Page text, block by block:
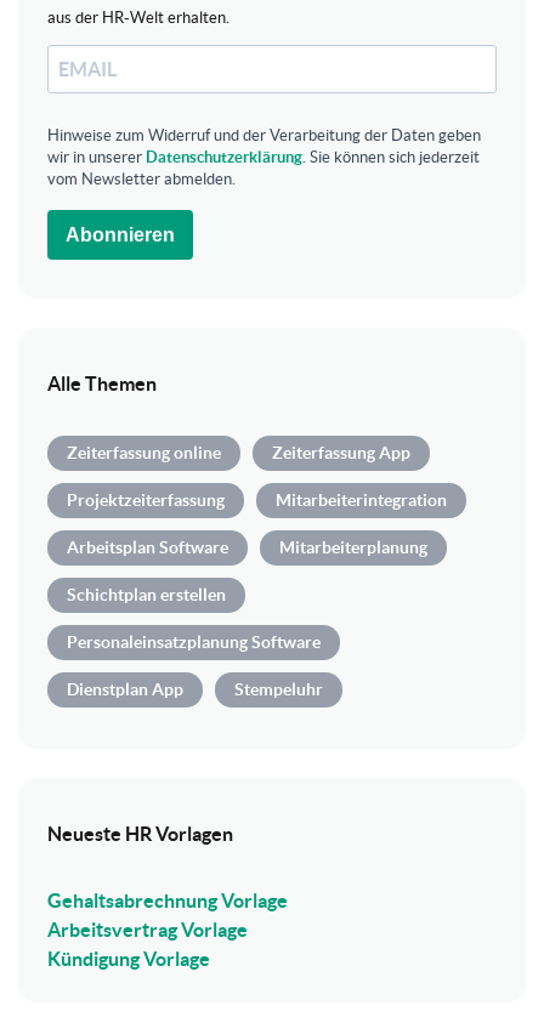
aus der HR-Welt erhalten.
Hinweise zum Widerruf und der Verarbeitung der Daten geben
wir in unserer Datenschutzerklärung . Sie können sich jederzeit
vom Newsletter abmelden.
Abonnieren
Alle Themen
Zeiterfassung online Zeiterfassung App
Projektzeiterfassung Mitarbeiterintegration
Arbeitsplan Software Mitarbeiterplanung
Schichtplan erstellen
Personaleinsatzplanung Software
Dienstplan App Stempeluhr
Neueste HR Vorlagen
Gehaltsabrechnung Vorlage
Arbeitsvertrag Vorlage
Kündigung Vorlage